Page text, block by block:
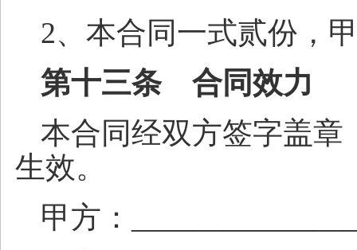
2、本合同一式贰份，
第十三条 合同效力
本合同经双方签字盖章
生效。
甲方：